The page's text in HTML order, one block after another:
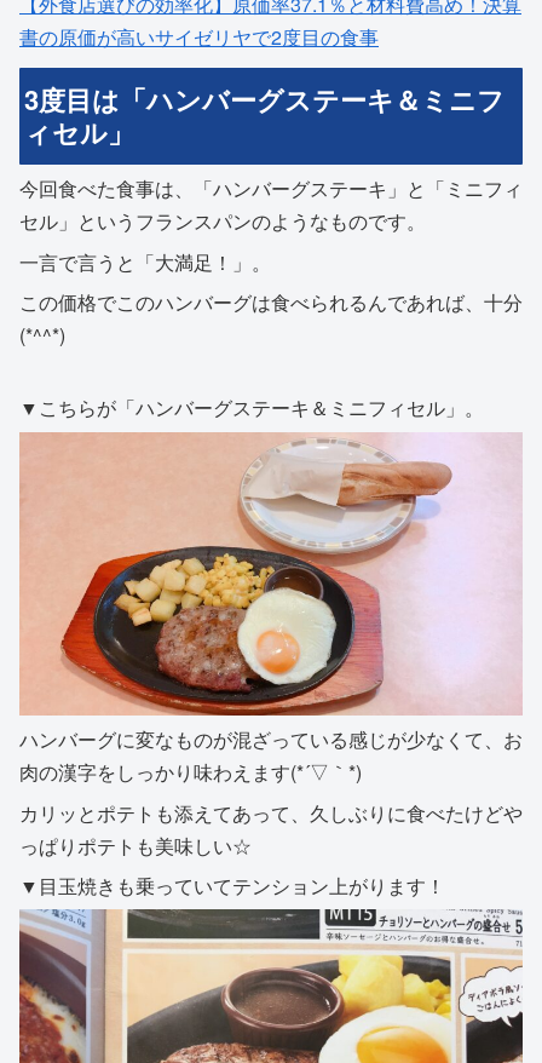
書の原価が高いサイゼリヤで2度目の食事
3度目は「ハンバーグステーキ＆ミニフ
ィセル」
今回食べた食事は、「ハンバーグステーキ」と「ミニフィ
セル」というフランスパンのようなものです。
一言で言うと「大満足！」。
この価格でこのハンバーグは食べられるんであれば、十分
(*^^*)
▼こちらが「ハンバーグステーキ＆ミニフィセル」。
ハンバーグに変なものが混ざっている感じが少なくて、お
肉の漢字をしっかり味わえます(*´▽｀*)
カリッとポテトも添えてあって、久しぶりに食べたけどや
っぱりポテトも美味しい☆
▼目玉焼きも乗っていてテンション上がります！